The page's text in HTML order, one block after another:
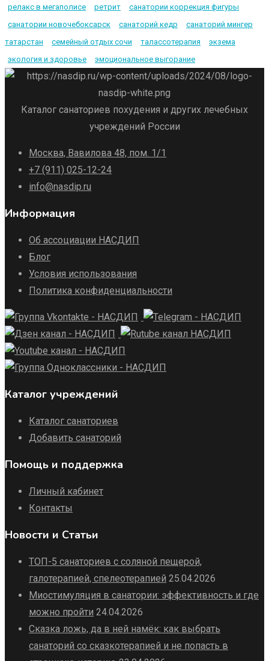
релакс в мегаполисе
ретрит
санатории коррекция фигуры
санатории новочебоксарск
санаторий кедр
санаторий мингер
татарстан
семейный отдых сочи талассотерапия
экзема
экология и здоровье
эмоциональное выгорание
Каталог санаториев похудения и других лечебных
учреждений России
Москва, Вавилова 48, пом. 1/1
+7 (911) 025-12-24
info@nasdip.ru
Информация
Об ассоциации НАСДИП
Блог
Условия использования
Политика конфиденциальности
Каталог учреждений
Каталог санаториев
Добавить санаторий
Помощь и поддержка
Личный кабинет
Контакты
Новости и Статьи
ТОП-5 санаториев с соляной пещерой,
галотерапией, спелеотерапией 25.04.2026
Миостимуляция в санатории: эффективность и где
можно пройти 24.04.2026
Сказка ложь, да в ней намёк: как выбрать
санаторий со сказкотерапией и не попасть в